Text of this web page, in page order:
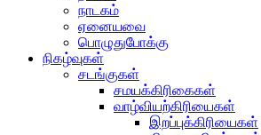
நாடகம்
ஏனையவை
பொழுதுபோக்கு
நிகழ்வுகள்
சடங்குகள்
சமயக்கிரிகைகள்
வாழ்வியற்கிரியைகள்
இறப்புக்கிரியைகள்